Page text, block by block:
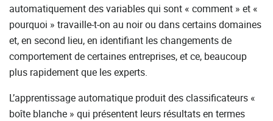
automatiquement des variables qui sont « comment » et «
pourquoi » travaille-t-on au noir ou dans certains domaines
et, en second lieu, en identifiant les changements de
comportement de certaines entreprises, et ce, beaucoup
plus rapidement que les experts.
L’apprentissage automatique produit des classificateurs «
boîte blanche » qui présentent leurs résultats en termes